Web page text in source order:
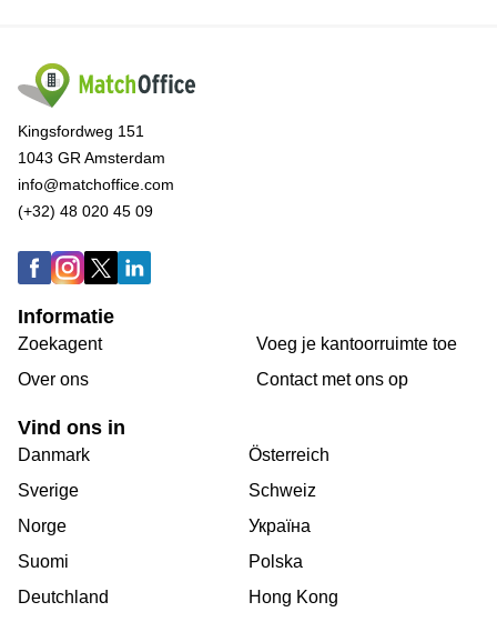
Kingsfordweg 151
1043 GR Amsterdam
info@matchoffice.com
(+32) 48 020 45 09
Informatie
Zoekagent
Over ons
Voeg je kantoorruimte toe
Сontact met ons op
Vind ons in
Danmark
Sverige
Norge
Suomi
Deutchland
Österreich
Schweiz
Україна
Polska
Hong Kong